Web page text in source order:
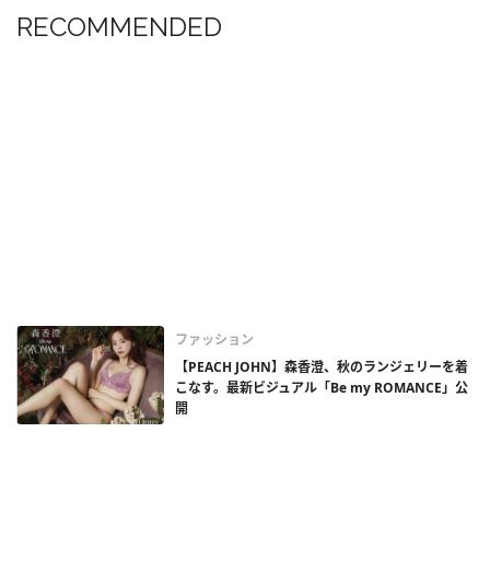
RECOMMENDED
ファッション
【PEACH JOHN】森香澄、秋のランジェリーを着
こなす。最新ビジュアル「Be my ROMANCE」公
開